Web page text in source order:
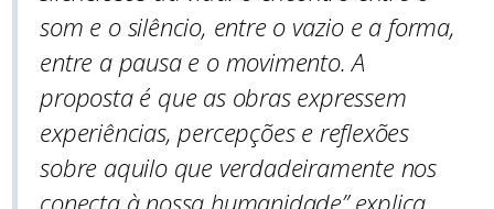
som e o silêncio, entre o vazio e a forma,
entre a pausa e o movimento. A
proposta é que as obras expressem
experiências, percepções e reflexões
sobre aquilo que verdadeiramente nos
conecta à nossa humanidade”explica